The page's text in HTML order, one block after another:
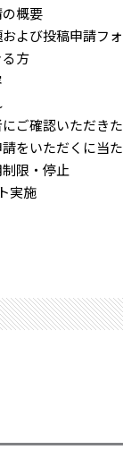
概要
よび投稿申請フ
方
ご確認いただき
をいただくに当
限・停止
実施